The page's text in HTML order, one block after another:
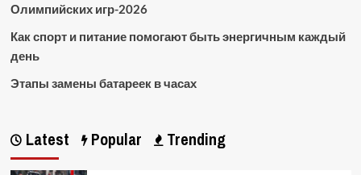
Олимпийских игр-2026
Как спорт и питание помогают быть энергичным каждый
день
Этапы замены батареек в часах
Latest Popular Trending